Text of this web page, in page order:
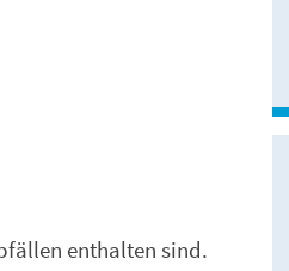
enthalten sind.